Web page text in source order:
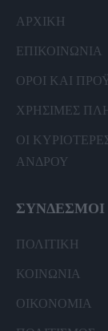
ΑΡΧΙΚΗ
ΕΠΙΚΟΙΝΩΝΙΑ
ΟΡΟΙ ΚΑΙ
ΧΡΗΣΙΜΕΣ
ΟΙ
ΑΝΔΡΟΥ
ΣΥΝΔΕΣΜΟΙ
ΠΟΛΙΤΙΚΗ
ΚΟΙΝΩΝΙΑ
ΟΙΚΟΝΟΜΙΑ